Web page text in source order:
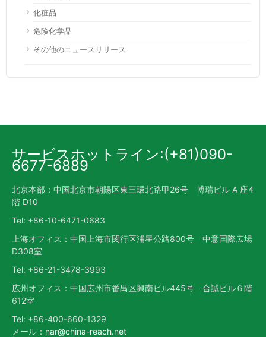
化粧品
危険化学品
その他のニュースリリース
サービスホットライン:(+81)090-
6677-6889
北京本部：中国北京市朝陽区東三環北路甲26号 博瑞ビル A 座4
階 D10
Tel: +86-10-6471-0683
上海オフィス：中国上海市閔行区浦星公路800号 中意国際広場
D308室
Tel: +86-21-3478-3993
広州オフィス：中国広州市番禺区興南ビル445号 合誠ビル６階
612室
Tel: +86-400-660-1329
メール： nar@china-reach.net